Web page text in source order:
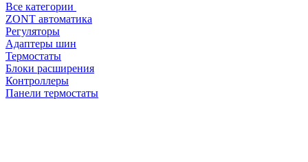
Все категории
ZONT автоматика
Регуляторы
Адаптеры шин
Термостаты
Блоки расширения
Контроллеры
Панели термостаты